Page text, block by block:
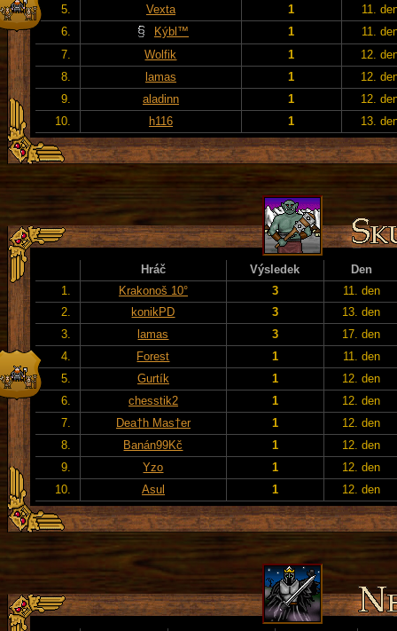
5.
Vexta 1
11.
6.
Kýbl™ 1
11.
7.
Wolfik 1
12.
8.
lamas 1
12.
9.
aladinn 1
12.
10.
h116 1 13.
Hráč Výsledek
Den
1.
Krakonoš 10° 3
11. den
2.
konikPD 3
13. den
3.
lamas 3
17. den
4.
Forest 1
11. den
5.
Gurtík 1
12. den
6.
chesstik2 1
12. den
7.
Dea†h Mas†er 1
12. den
8.
Banán99Kč 1
12. den
9.
Yzo 1
12. den
10.
Asul 1 12. den